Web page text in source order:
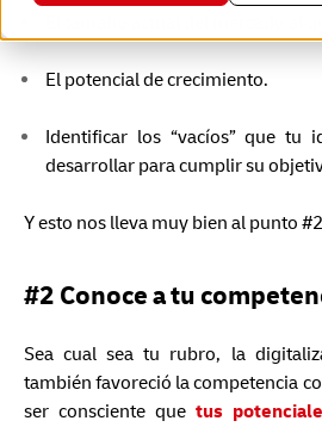
El tamaño actual del mercado al
El potencial de crecimiento.
Identificar los “vacíos” que tu
desarrollar para cumplir su
Y esto nos lleva muy bien al punto
#2 Conoce a tu
Sea cual sea tu rubro, la
también favoreció la competencia
ser consciente que tus